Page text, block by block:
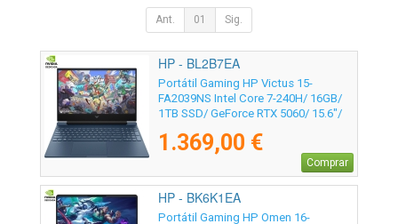
Ant. 01 Sig.
HP - BL2B7EA
Portátil Gaming HP Victus 15-
FA2039NS Intel Core 7-240H/ 16GB/
1TB SSD/ GeForce RTX 5060/ 15.6"/
1.369,00 €
Comprar
HP - BK6K1EA
Portátil Gaming HP Omen 16-